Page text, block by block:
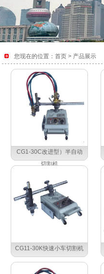
您现在的位置：首页 > 产品展示
CG1-30C改进型）半自动
切割机
CG11-30K快速小车切割机